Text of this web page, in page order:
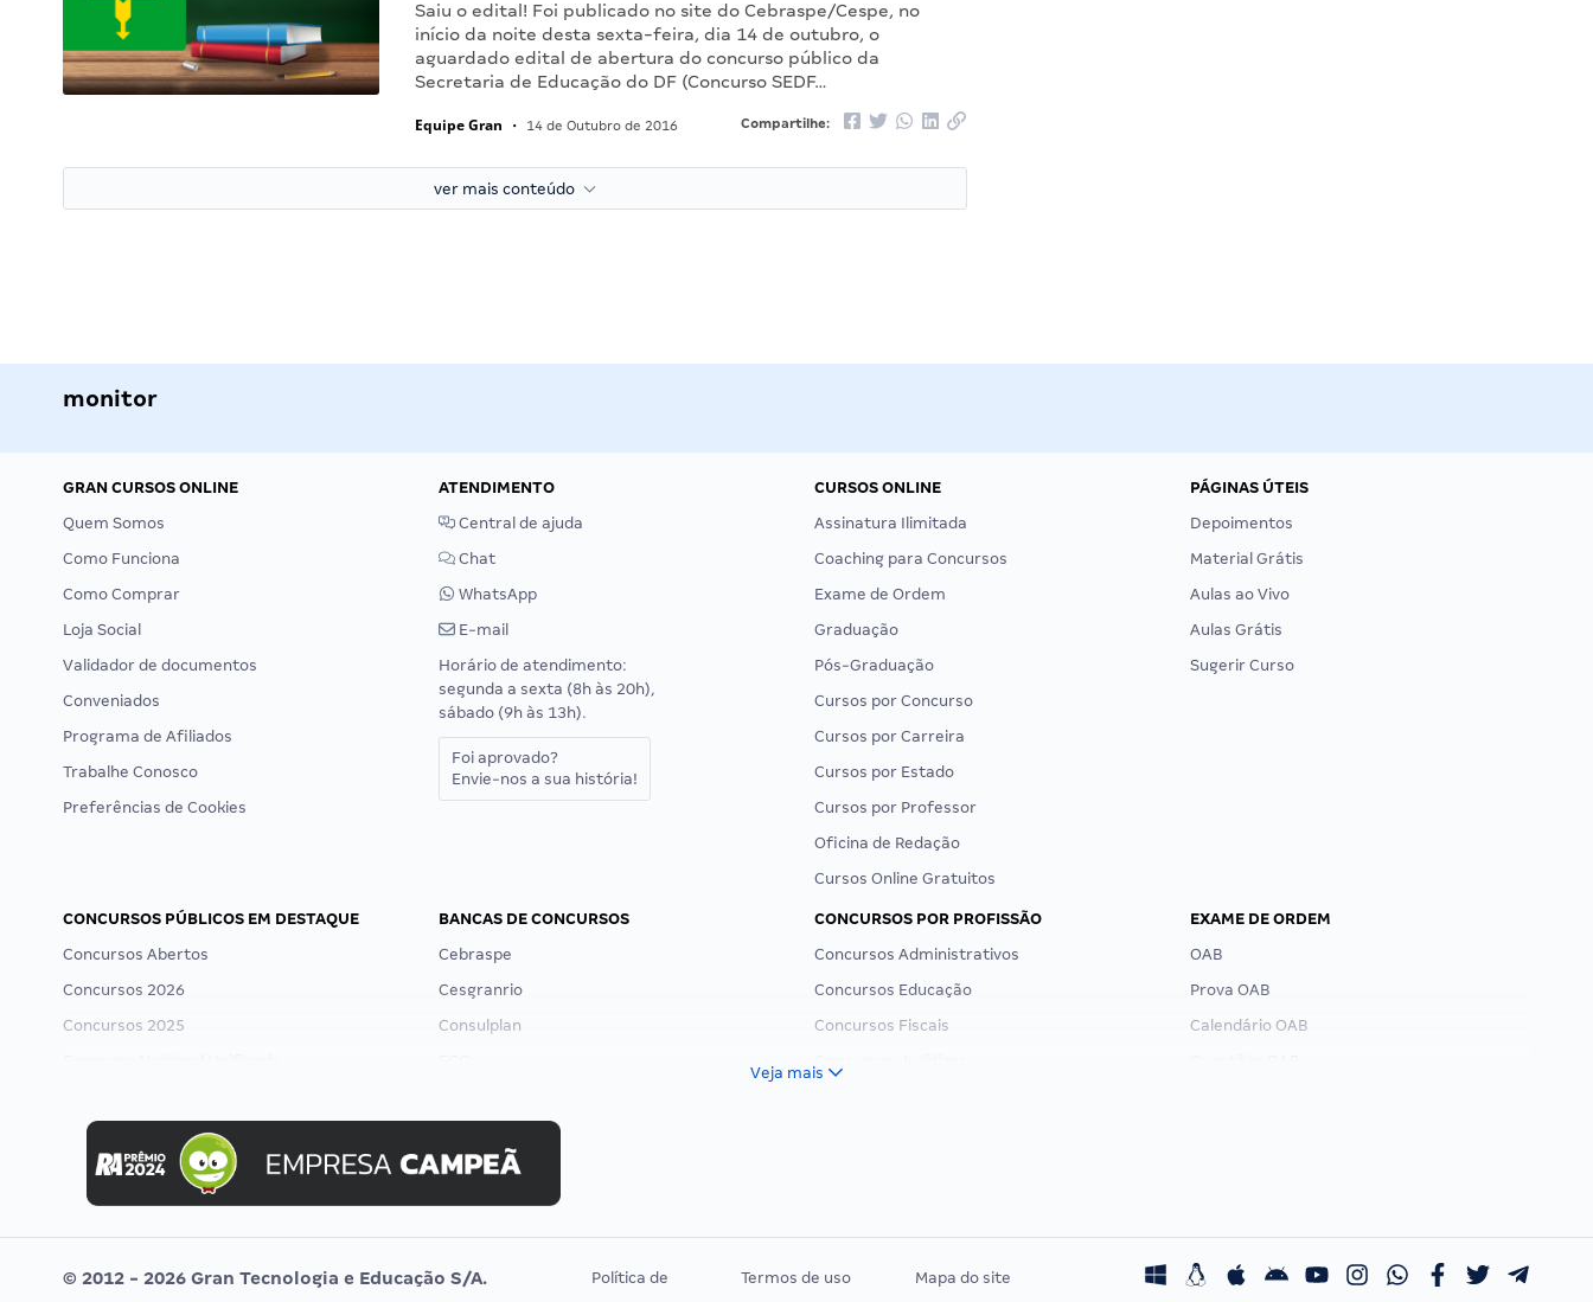
Saiu o edital! Foi publicado no site do Cebraspe/Cespe, no
início da noite desta sexta-feira, dia 14 de outubro, o
aguardado edital de abertura do concurso público da
Secretaria de Educação do DF (Concurso SEDF…
Equipe Gran • 14 de Outubro de 2016 Compartilhe:
ver mais conteúdo
monitor
GRAN CURSOS ONLINE
Quem Somos
Como Funciona
Como Comprar
Loja Social
Validador de documentos
Conveniados
Programa de Afiliados
Trabalhe Conosco
Preferências de Cookies
ATENDIMENTO
Central de ajuda
Chat
WhatsApp
E-mail
Horário de atendimento:
segunda a sexta (8h às 20h),
sábado (9h às 13h).
Foi aprovado?
Envie-nos a sua história!
CURSOS ONLINE
Assinatura Ilimitada
Coaching para Concursos
Exame de Ordem
Graduação
Pós-Graduação
Cursos por Concurso
Cursos por Carreira
Cursos por Estado
Cursos por Professor
Oficina de Redação
Cursos Online Gratuitos
PÁGINAS ÚTEIS
Depoimentos
Material Grátis
Aulas ao Vivo
Aulas Grátis
Sugerir Curso
CONCURSOS PÚBLICOS EM DESTAQUE
Concursos Abertos
Concursos 2026
Concursos 2025
Concurso MPU
Editais publicados
BANCAS DE CONCURSOS
Cebraspe
Cesgranrio
Consulplan
Selecon
Uniase
Vunesp
CONCURSOS POR PROFISSÃO
Concursos Administrativos
Concursos Educação
Concursos Fiscais
Residência Multiprofissional
EXAME DE ORDEM
OAB
Prova OAB
Calendário OAB
Veja mais
© 2012 - 2026 Gran Tecnologia e Educação S/A.
Política de
Termos de uso Mapa do site